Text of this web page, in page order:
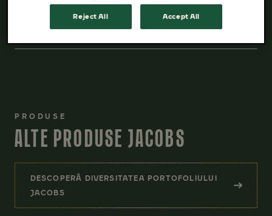
PRODUSE
ALTE PRODUSE JACOBS
DESCOPERĂ DIVERSITATEA PORTOFOLIULUI
JACOBS
Reject All Accept All